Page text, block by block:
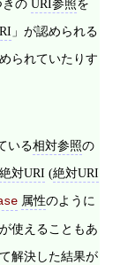
きの URI参照を
」が認められる
られていたりす
いる相対参照の
絶対URI (絶対URI
属性のように
が使えることもあ
解決した結果が